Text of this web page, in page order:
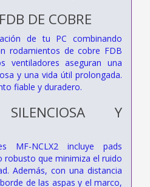
DE COBRE
de tu PC combinando
rodamientos de cobre FDB
ventiladores aseguran una
y una vida útil prolongada.
fiable y duradero.
SILENCIOSA Y
MF-NCLX2 incluye pads
robusto que minimiza el ruido
Además, con una distancia
de las aspas y el marco,